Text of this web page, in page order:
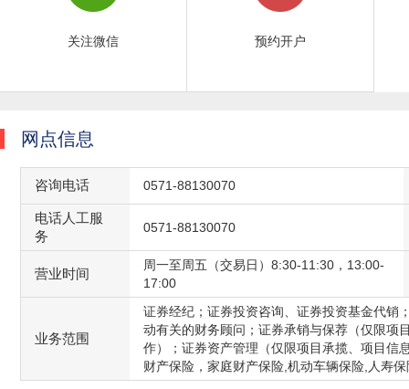
关注微信 预约开户
网点信息
咨询电话 0571-88130070
电话人工服
务
0571-88130070
营业时间
周一至周五（交易日）8:30-11:30，13:00-
17:00
业务范围
证券经纪；证券投资咨询、证券投资基金代销
动有关的财务顾问；证券承销与保荐（仅限项
作）；证券资产管理（仅限项目承揽、项目信
财产保险，家庭财产保险,机动车辆保险,人寿